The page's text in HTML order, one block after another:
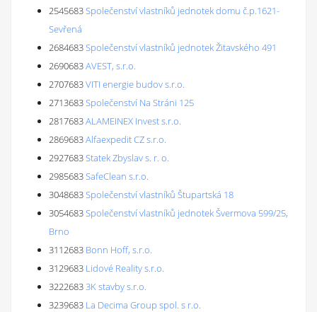
2545683Společenství vlastníků jednotek domu č.p.1621-
Sevřená
2684683Společenství vlastníků jednotek Žitavského 491
2690683AVEST, s.r.o.
2707683VITI energie budov s.r.o.
2713683Společenství Na Stráni 125
2817683ALAMEINEX Invest s.r.o.
2869683Alfaexpedit CZ s.r.o.
2927683Statek Zbyslav s. r. o.
2985683SafeClean s.r.o.
3048683Společenství vlastníků Štupartská 18
3054683Společenství vlastníků jednotek Švermova 599/25,
Brno
3112683 Bonn Hoff, s.r.o.
3129683 Lidové Reality s.r.o.
32226833K stavby s.r.o.
3239683 La Decima Group spol. s r.o.